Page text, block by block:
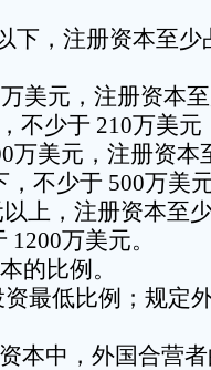
下，注册资本至少
美元，注册资本
不少于 210万美元
万美元，注册资本
，不少于 500万美
上，注册资本至
万美元。
的比例。
最低比例；规定
本中，外国合营